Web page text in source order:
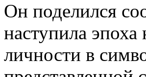
Он поделился
наступила
личности в